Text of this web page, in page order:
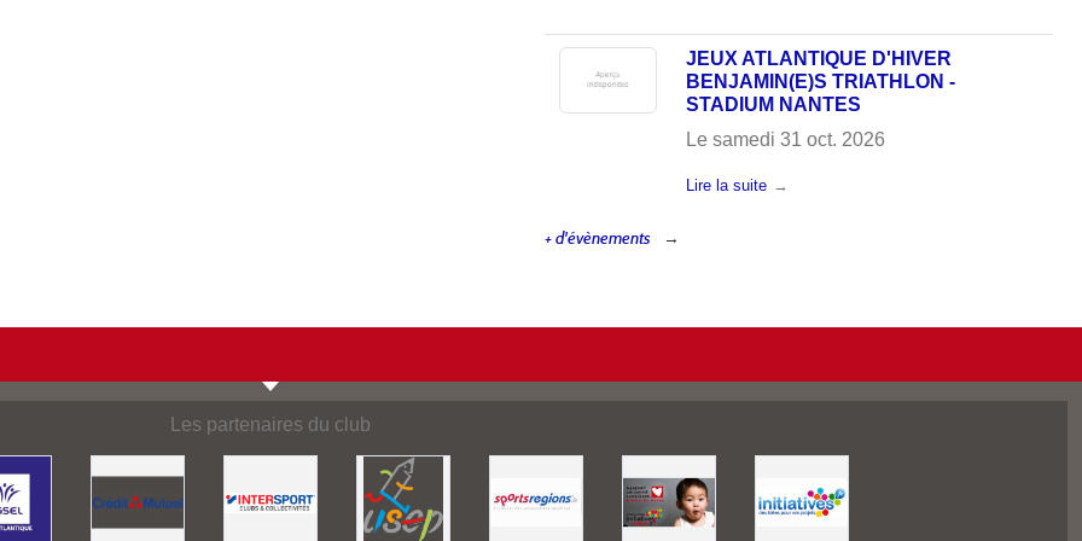
JEUX ATLANTIQUE D'HIVER
BENJAMIN(E)S TRIATHLON -
STADIUM NANTES
Le samedi 31 oct. 2026
Lire la suite
+ d'évènements
Les partenaires du club